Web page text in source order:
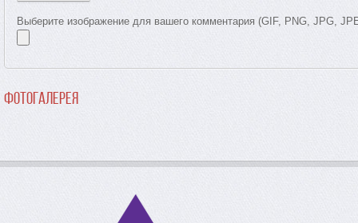
Выберите изображение для вашего комментария (GIF, PNG, JPG,
Фотогалерея